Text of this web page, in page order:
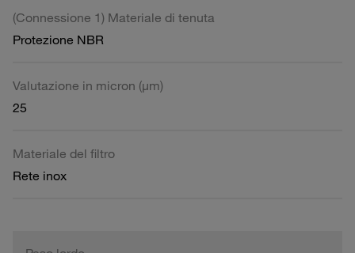
(Connessione 1) Materiale di tenuta
Protezione NBR
Valutazione in micron (µm)
25
Materiale del filtro
Rete inox